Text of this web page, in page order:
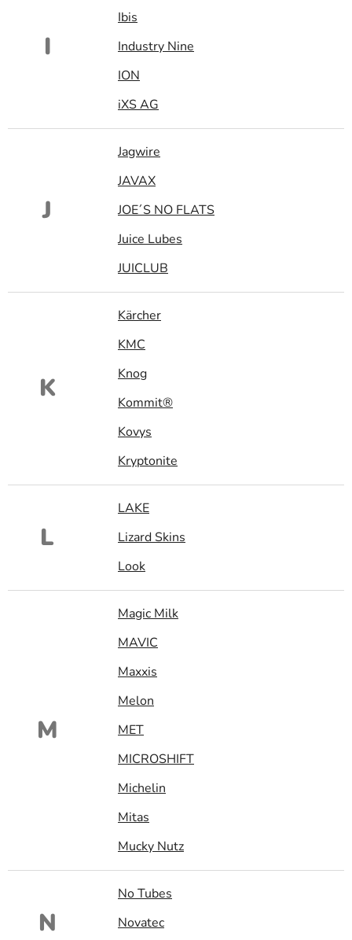
I
Ibis
Industry Nine
ION
iXS AG
J
Jagwire
JAVAX
JOE´S NO FLATS
Juice Lubes
JUICLUB
K
Kärcher
KMC
Knog
Kommit®
Kovys
Kryptonite
L
LAKE
Lizard Skins
Look
M
Magic Milk
MAVIC
Maxxis
Melon
MET
MICROSHIFT
Michelin
Mitas
Mucky Nutz
N
No Tubes
Novatec